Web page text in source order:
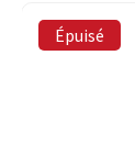
Épuisé